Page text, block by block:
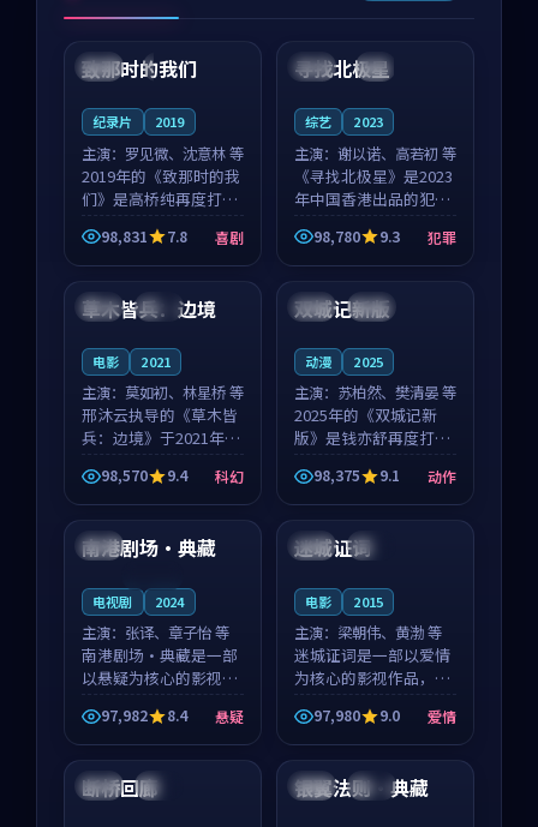
中国 4K
99:22
致那时的我们
纪录片 2019
主演： 罗见微、沈意林 等
2019年的《致那时的我
们》是高桥纯再度打磨
的喜剧佳作。中国大陆
的取景与都市寓言的氛
围相互成就，罗见微与
沈意林的对手戏自然克
制，让整部影片在悬
98,831 7.8 喜剧
中国 4K
99:18
寻找北极星
综艺 2023
主演： 谢以诺、高若初 等
《寻找北极星》是2023
年中国香港出品的犯罪
新作，主创团队希望用
公路冒险的故事让观众
停下来想一想。谢以诺
领衔，高若初担任重要
角色，戚南柯的叙事
98,780 9.3 犯罪
泰国 独播
草木皆兵：边境
电影 2021
主演： 莫如初、林星桥 等
邢沐云执导的《草木皆
兵：边境》于2021年面
世，泰国的城市气质与
校园青春的人物心境共
同构筑了影片基调。莫
如初、林星桥用细腻的
表演撑起整部科幻电
98,570 9.4 科幻
中国 独播
双城记新版
动漫 2025
主演： 苏柏然、樊清晏 等
2025年的《双城记新
版》是钱亦舒再度打磨
的动作佳作。中国大陆
的取景与沙漠探险的氛
围相互成就，苏柏然与
樊清晏的对手戏自然克
制，让整部影片在悬念
98,375 9.1 动作
韩国
南港剧场·典藏
电视剧 2024
主演： 张译、章子怡 等
南港剧场·典藏是一部
以悬疑为核心的影视作
品，围绕危机、反转与
人物成长展开，整体节
奏紧凑，值得推荐观
看。
97,982 8.4 悬疑
英国 院线
迷城证词
电影 2015
主演： 梁朝伟、黄渤 等
迷城证词是一部以爱情
为核心的影视作品，围
绕危机、反转与人物成
长展开，整体节奏紧
凑，值得推荐观看。
97,980 9.0 爱情
泰国 独播
断桥回廊 美国 完结
银翼法则·典藏